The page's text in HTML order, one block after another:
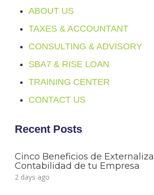
ABOUT US
TAXES & ACCOUNTANT
CONSULTING & ADVISORY
SBA7 & RISE LOAN
TRAINING CENTER
CONTACT US
Recent Posts
Cinco Beneficios de
Contabilidad de tu Empresa
2 days ago